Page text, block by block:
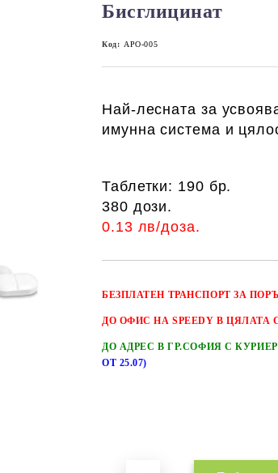
Бисглицинат
Код: APO-005
Най-лесната за
имунна система и
Таблетки: 190 бр.
380 дози.
0.13 лв/доза.
БЕЗПЛАТЕН ТРАНСПОРТЗА
ДО ОФИС НА SPEEDY В ЦЯЛАТА
ДО АДРЕС В ГР.СОФИЯ С КУРИЕР
ОТ 25.07)